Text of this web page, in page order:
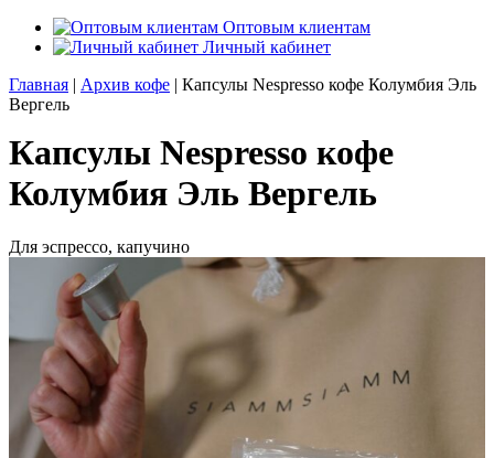
Оптовым клиентам
Личный кабинет
Главная | Архив кофе | Капсулы Nespresso кофе Колумбия Эль
Вергель
Капсулы Nespresso кофе
Колумбия Эль Вергель
Для эспрессо, капучино